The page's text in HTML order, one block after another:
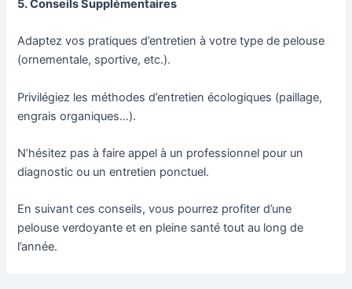
5. Conseils Supplémentaires
Adaptez vos pratiques d’entretien à votre type de pelouse
(ornementale, sportive, etc.).
Privilégiez les méthodes d’entretien écologiques (paillage,
engrais organiques…).
N’hésitez pas à faire appel à un professionnel pour un
diagnostic ou un entretien ponctuel.
En suivant ces conseils, vous pourrez profiter d’une
pelouse verdoyante et en pleine santé tout au long de
l’année.